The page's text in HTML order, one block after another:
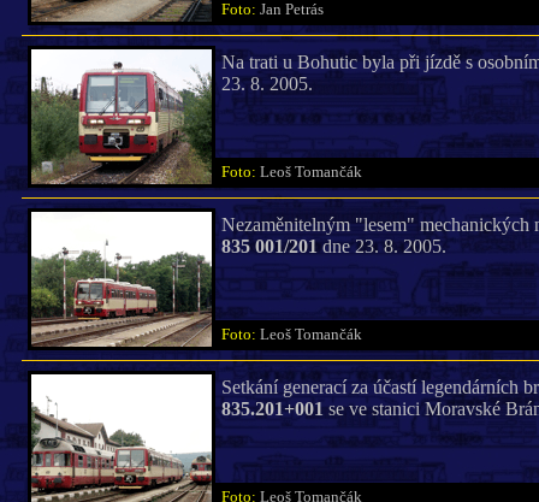
Foto: Jan Petrás
Na trati u Bohutic byla při jízdě s
23. 8. 2005.
Foto: Leoš Tomančák
Nezaměnitelným "lesem" mechanických
835 001/201dne 23. 8. 2005.
Foto: Leoš Tomančák
Setkání generací za účastí legendárních
835.201+001 se ve stanici Moravské
Foto: Leoš Tomančák